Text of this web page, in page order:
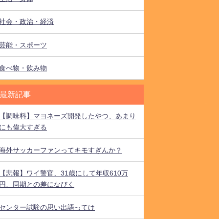
会・政治・経済
能・スポーツ
べ物・飲み物
最新記事
【調味料】マヨネーズ開発したやつ、あまり
にも偉大すぎる
外サッカーファンってキモすぎんか？
【悲報】ワイ警官、31歳にして年収610万
円、同期との差になびく
センター試験の思い出語ってけ